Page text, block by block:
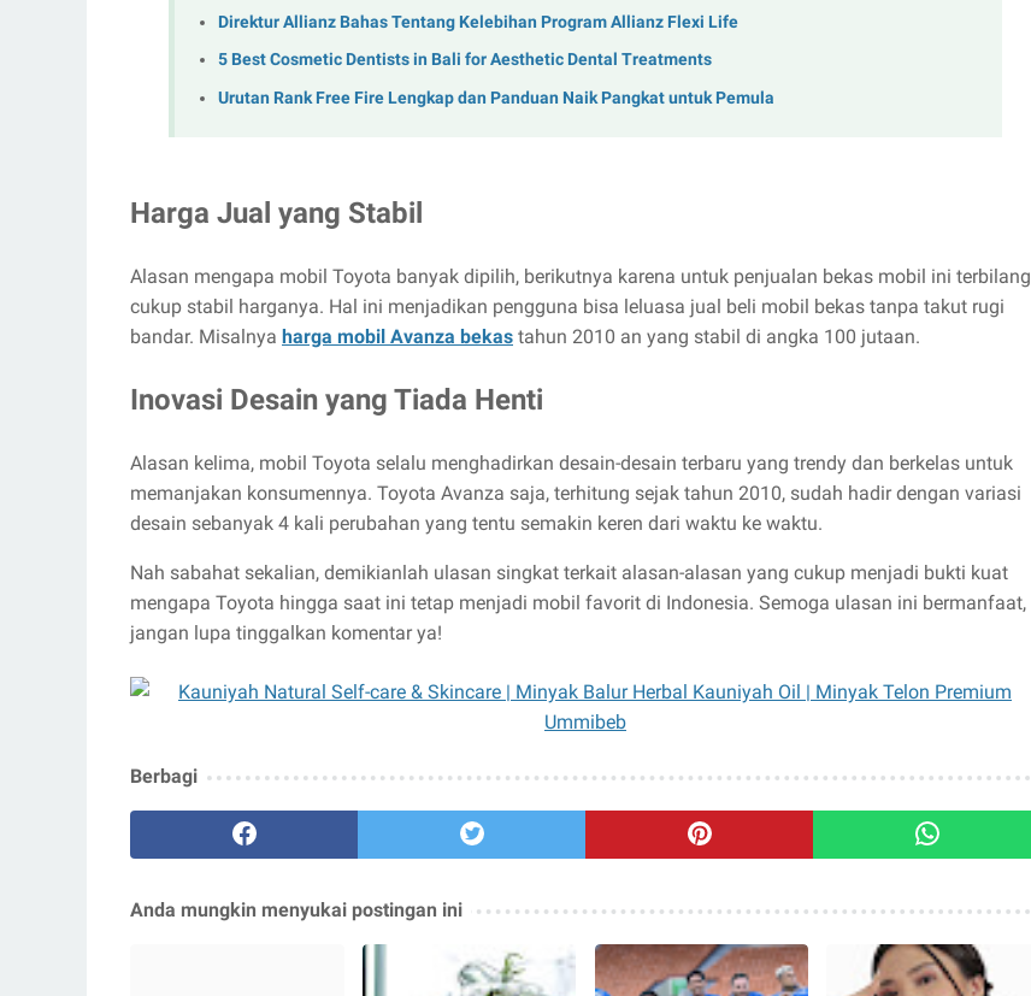
Direktur Allianz Bahas Tentang Kelebihan Program Allianz Flexi Life
5 Best Cosmetic Dentists in Bali for Aesthetic Dental Treatments
Urutan Rank Free Fire Lengkap dan Panduan Naik Pangkat untuk Pemula
Harga Jual yang Stabil
Alasan mengapa mobil Toyota banyak dipilih, berikutnya karena untuk penjualan bekas mobil ini terbilang
cukup stabil harganya. Hal ini menjadikan pengguna bisa leluasa jual beli mobil bekas tanpa takut rugi
bandar. Misalnya harga mobil Avanza bekas tahun 2010 an yang stabil di angka 100 jutaan.
Inovasi Desain yang Tiada Henti
Alasan kelima, mobil Toyota selalu menghadirkan desain-desain terbaru yang trendy dan berkelas untuk
memanjakan konsumennya. Toyota Avanza saja, terhitung sejak tahun 2010, sudah hadir dengan variasi
desain sebanyak 4 kali perubahan yang tentu semakin keren dari waktu ke waktu.
Nah sabahat sekalian, demikianlah ulasan singkat terkait alasan-alasan yang cukup menjadi bukti kuat
mengapa Toyota hingga saat ini tetap menjadi mobil favorit di Indonesia. Semoga ulasan ini bermanfaat,
jangan lupa tinggalkan komentar ya!
Berbagi
Anda mungkin menyukai postingan ini